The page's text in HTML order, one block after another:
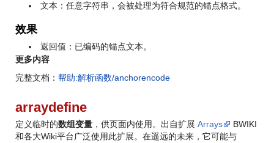
文本：任意字符串，会被处理为符合规范的锚点格式。
效果
返回值：已编码的锚点文本。
更多内容
完整文档： 帮助:解析函数/anchorencode
arraydefine
定义临时的数组变量 ，供页面内使用。出自扩展 Arrays
BWIKI
和各大Wiki平台广泛使用此扩展。在遥远的未来，它可能与